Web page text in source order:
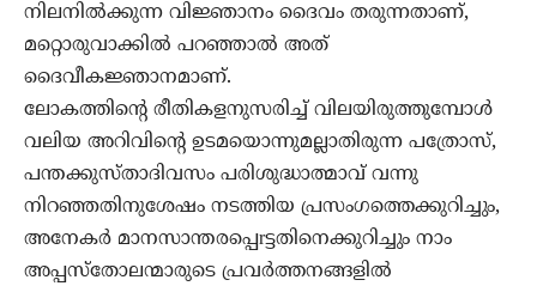
നിലനിൽക്കുന്ന വിജ്ഞാനം ദൈവം തരുന്നതാണ്‌,
മറ്റൊരുവാക്കിൽ പറഞ്ഞാൽ അത്‌
ദൈവീകജ്ഞാനമാണ്‌.
ലോകത്തിന്റെ രീതികളനുസരിച്ച്‌ വിലയിരുത്തുമ്പോൾ
വലിയ അറിവിന്റെ ഉടമയൊന്നുമല്ലാതിരുന്ന പത്രോസ്‌,
പന്തക്കുസ്താദിവസം പരിശുദ്ധാത്മാവ്‌ വന്നു
നിറഞ്ഞതിനുശേഷം നടത്തിയ പ്രസംഗത്തെക്കുറിച്ചും,
അനേകർ മാനസാന്തരപ്പെrട്ടതിനെക്കുറിച്ചും നാം
അപ്പസ്തോലന്മാരുടെ പ്രവർത്തനങ്ങളിൽ